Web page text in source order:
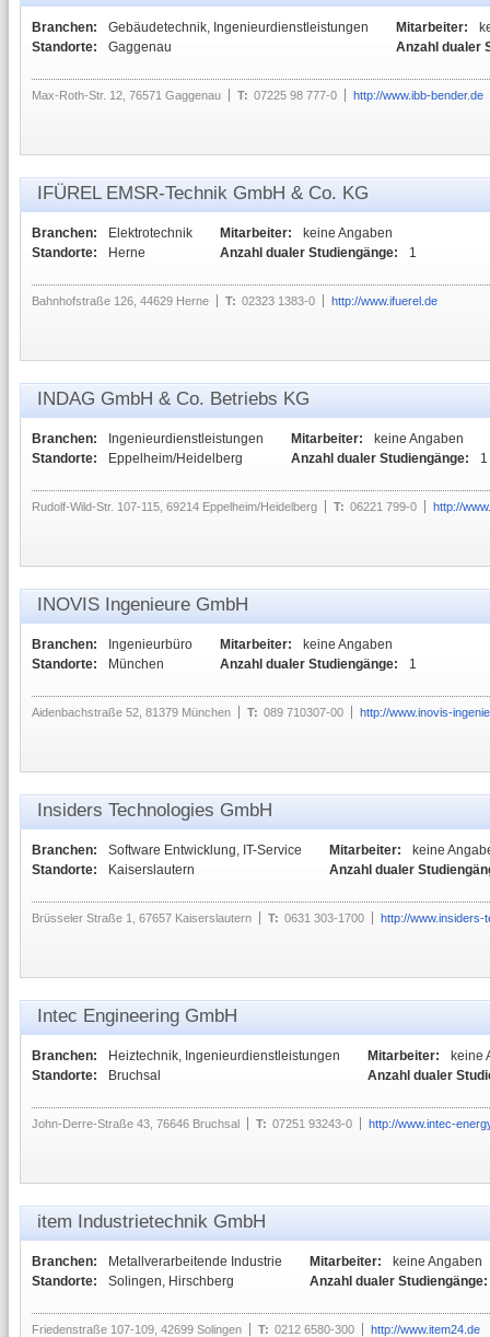
Branchen:
Gebäudetechnik, Ingenieurdienstleistungen
Standorte:
Gaggenau
Mitarbeiter:
Anzahl dualer
Max-Roth-Str. 12, 76571 Gaggenau T: 07225 98 777-0 http://www.ibb-bender.de
IFÜREL EMSR-Technik GmbH & Co. KG
Branchen:
Elektrotechnik
Standorte:
Herne
Mitarbeiter:
keine Angaben
Anzahl dualer Studiengänge:
1
Bahnhofstraße 126, 44629 Herne T: 02323 1383-0 http://www.ifuerel.de
INDAG GmbH & Co. Betriebs KG
Branchen:
Ingenieurdienstleistungen
Standorte:
Eppelheim/Heidelberg
Mitarbeiter:
keine Angaben
Anzahl dualer Studiengänge:
1
Rudolf-Wild-Str. 107-115, 69214 Eppelheim/Heidelberg T: 06221 799-0 http://
INOVIS Ingenieure GmbH
Branchen:
Ingenieurbüro
Standorte:
München
Mitarbeiter:
keine Angaben
Anzahl dualer Studiengänge:
1
Aidenbachstraße 52, 81379 München T: 089 710307-00 http://www.inovis-
Insiders Technologies GmbH
Branchen:
Software Entwicklung, IT-Service
Standorte:
Kaiserslautern
Mitarbeiter:
keine
Anzahl dualer
Brüsseler Straße 1, 67657 Kaiserslautern T: 0631 303-1700 http://www.insiders-
Intec Engineering GmbH
Branchen:
Heiztechnik, Ingenieurdienstleistungen
Standorte:
Bruchsal
Mitarbeiter:
keine
Anzahl dualer
John-Derre-Straße 43, 76646 Bruchsal T: 07251 93243-0 http://www.intec-
item Industrietechnik GmbH
Branchen:
Metallverarbeitende Industrie
Standorte:
Solingen, Hirschberg
Mitarbeiter:
keine Angaben
Anzahl dualer Studiengänge:
Friedenstraße 107-109, 42699 Solingen T: 0212 6580-300 http://www.item24.de